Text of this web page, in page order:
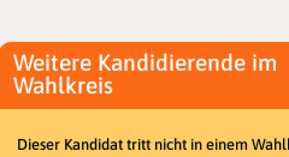
Weitere Kandidierende im
Wahlkreis
Dieser Kandidat tritt nicht in einem